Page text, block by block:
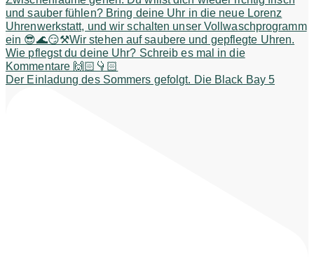
Der Einladung des Sommers gefolgt. Die Black Bay 5